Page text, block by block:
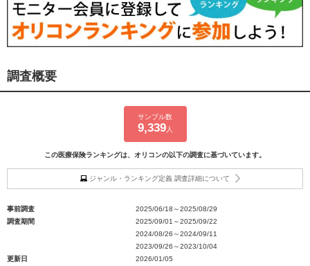
調査概要
サンプル数
9,339人
この医療保険ランキングは、オリコンの以下の調査に基づいています。
ジャンル・ランキング定義 調査詳細について
事前調査
2025/06/18～2025/08/29
調査期間
2025/09/01～2025/09/22
2024/08/26～2024/09/11
2023/09/26～2023/10/04
更新日
2026/01/05